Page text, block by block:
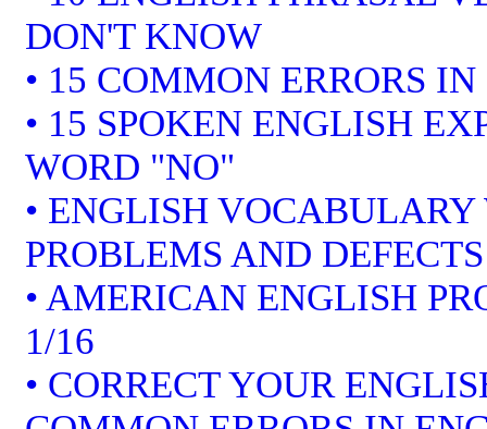
DON'T KNOW
• 15 COMMON ERRORS
• 15 SPOKEN ENGLISH
WORD "NO"
• ENGLISH
PROBLEMS AND DEFECTS
• AMERICAN ENGLISH
1/16
• CORRECT YOUR